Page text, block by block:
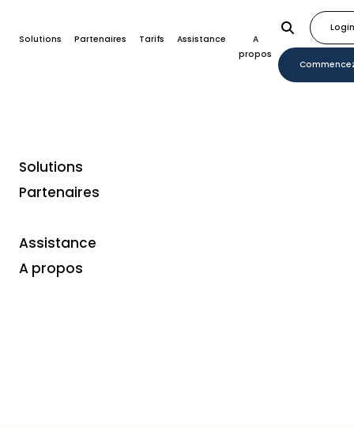
Solutions Partenaires Tarifs Assistance
A
propos
Login
Solutions
Partenaires
Assistance
A propos